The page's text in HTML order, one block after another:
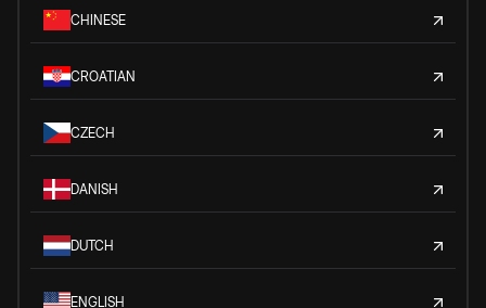
CHINESE
CROATIAN
CZECH
DANISH
DUTCH
ENGLISH